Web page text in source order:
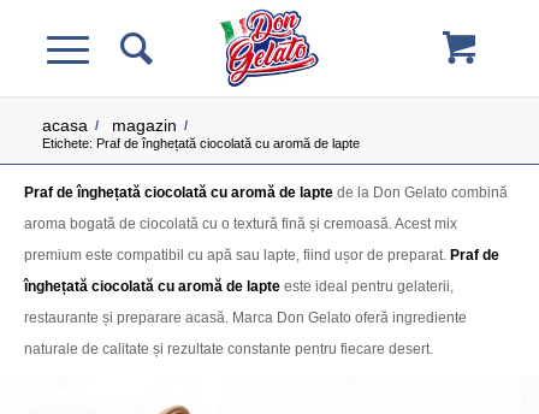
acasa / magazin /
Etichete: Praf de înghețată ciocolată cu aromă de lapte
Praf de înghețată ciocolată cu aromă de lapte de la Don Gelato combină
aroma bogată de ciocolată cu o textură fină și cremoasă. Acest mix
premium este compatibil cu apă sau lapte, fiind ușor de preparat. Praf de
înghețată ciocolată cu aromă de lapte este ideal pentru gelaterii,
restaurante și preparare acasă. Marca Don Gelato oferă ingrediente
naturale de calitate și rezultate constante pentru fiecare desert.